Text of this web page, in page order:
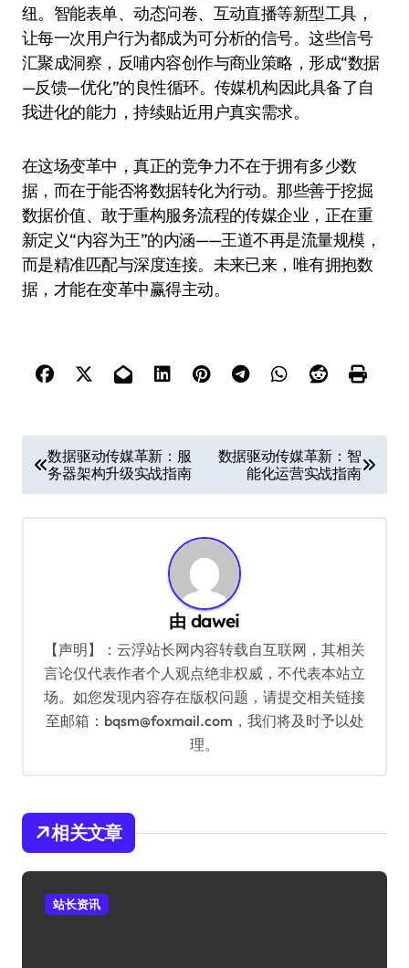
纽。智能表单、动态问卷、互动直播等新型工具，
让每一次用户行为都成为可分析的信号。这些信号
汇聚成洞察，反哺内容创作与商业策略，形成“数据
—反馈—优化”的良性循环。传媒机构因此具备了自
我进化的能力，持续贴近用户真实需求。
在这场变革中，真正的竞争力不在于拥有多少数
据，而在于能否将数据转化为行动。那些善于挖掘
数据价值、敢于重构服务流程的传媒企业，正在重
新定义“内容为王”的内涵——王道不再是流量规模，
而是精准匹配与深度连接。未来已来，唯有拥抱数
据，才能在变革中赢得主动。
章
导
数据驱动传媒革新：服
务器架构升级实战指南
数据驱动传媒革新：智
能化运营实战指南
由dawei
【声明】：云浮站长网内容转载自互联网，其相关
言论仅代表作者个人观点绝非权威，不代表本站立
场。如您发现内容存在版权问题，请提交相关链接
至邮箱：bqsm@foxmail.com，我们将及时予以处
理。
相关文章
站长资讯